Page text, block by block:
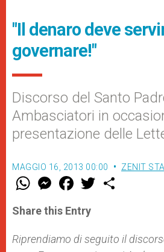
"Il denaro deve
governare!"
Discorso del Santo
Ambasciatori in
presentazione delle
MAGGIO 16, 2013 00:00 ZENIT
W
t
s
p
p
M
e
s
e
g
e
F
a
e
b
o
k
w
r
Share this Entry
Riprendiamo di seguito il